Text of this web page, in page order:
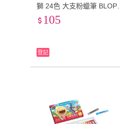
獅 24色 大支粉蠟筆 BLOP-2
4 (塑盒)/一盒入 24色粉蠟筆
105
登記